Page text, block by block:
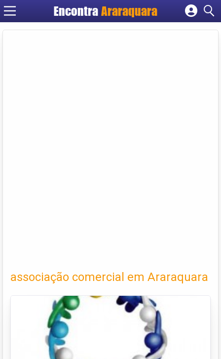
EncontraAraraquara
Cadastrar empresa
associação comercial em Araraquara